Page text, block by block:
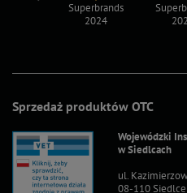
Sprzedaż produktów OTC
Wojewódzki
w Siedlcach
ul.
08-110 Siedlce
Superbrands
2024